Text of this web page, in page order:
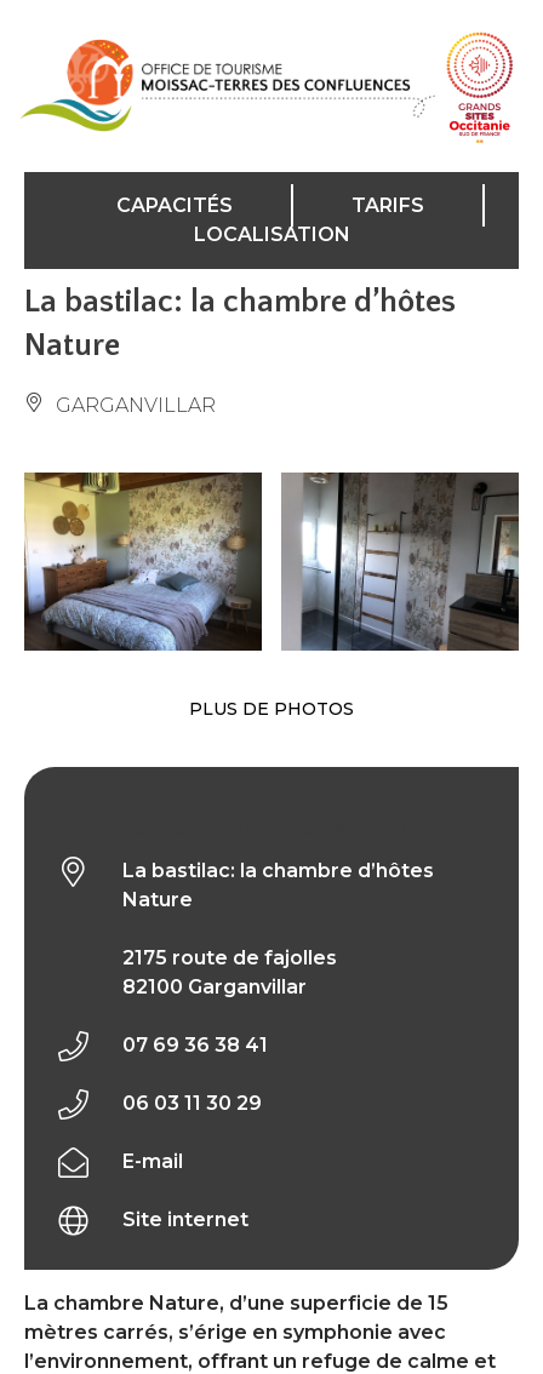
CAPACITÉS
TARIFS
LOCALISATION
La bastilac: la chambre d’hôtes
Nature
GARGANVILLAR
PLUS DE PHOTOS
La chambre Nature, d’une superficie de 15
mètres carrés, s’érige en symphonie avec
l’environnement, offrant un refuge de calme et
La bastilac: la chambre d’hôtes
Nature
2175 route de fajolles
82100 Garganvillar
07 69 36 38 41
06 03 11 30 29
E-mail
Site internet